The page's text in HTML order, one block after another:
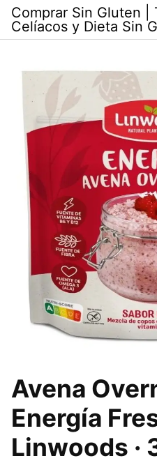
Skip
content
Comprar Sin Gluten |
Celíacos y Dieta Sin
Avena
Energía
Linwoods ·